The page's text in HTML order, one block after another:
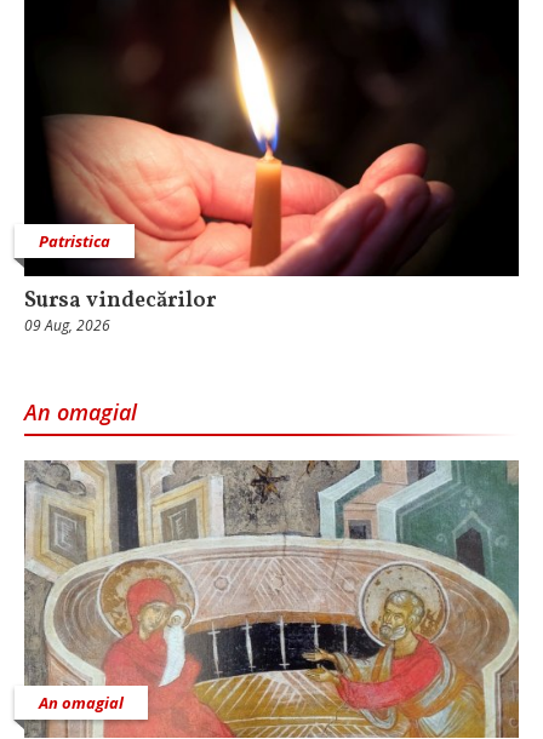
Patristica
Sursa vindecărilor
09 Aug, 2026
An omagial
An omagial